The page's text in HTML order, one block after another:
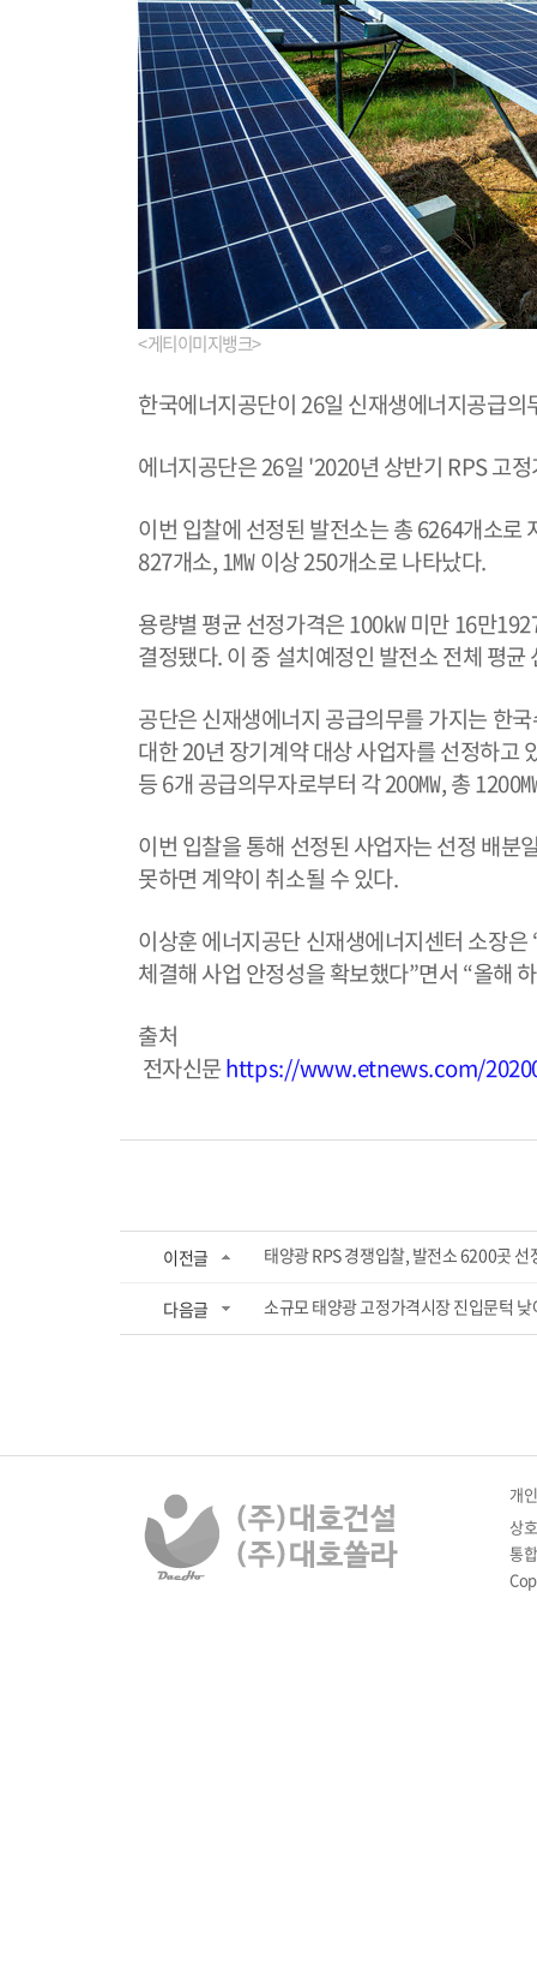
<게티이미지뱅크>
한국에너지공단이 26일 신재생에너지공급
에너지공단은 26일 '2020년 상반기 RPS 고
이번 입찰에 선정된 발전소는 총 6264개소
827개소, 1㎿ 이상 250개소로 나타났다.
용량별 평균 선정가격은 100㎾ 미만 16만
결정됐다. 이 중 설치예정인 발전소 전체 평
공단은 신재생에너지 공급의무를 가지는 한
대한 20년 장기계약 대상 사업자를 선정하고
등 6개 공급의무자로부터 각 200㎿, 총 1200
이번 입찰을 통해 선정된 사업자는 선정 배
못하면 계약이 취소될 수 있다.
이상훈 에너지공단 신재생에너지센터 소장
체결해 사업 안정성을 확보했다”면서 “올해
출처
전자신문https://www.etnews.com/
이전글 태양광 RPS 경쟁입찰, 발전소 6200곳
다음글 소규모 태양광 고정가격시장 진입문턱
개
상
통